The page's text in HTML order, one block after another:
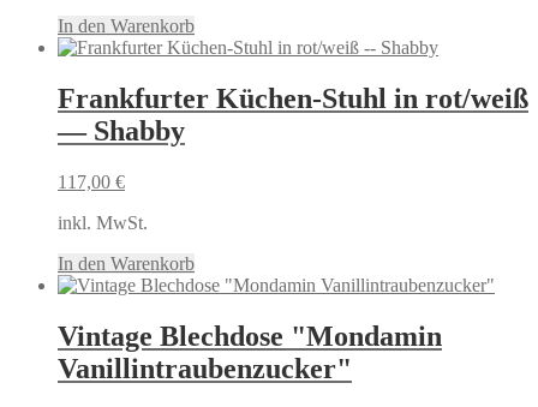
In den Warenkorb
Frankfurter Küchen-Stuhl in rot/weiß
— Shabby
117,00 €
inkl. MwSt.
In den Warenkorb
Vintage Blechdose "Mondamin
Vanillintraubenzucker"